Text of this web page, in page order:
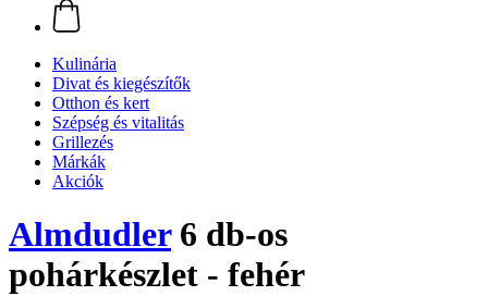
Kulinária
Divat és kiegészítők
Otthon és kert
Szépség és vitalitás
Grillezés
Márkák
Akciók
Almdudler6 db-os
pohárkészlet - fehér